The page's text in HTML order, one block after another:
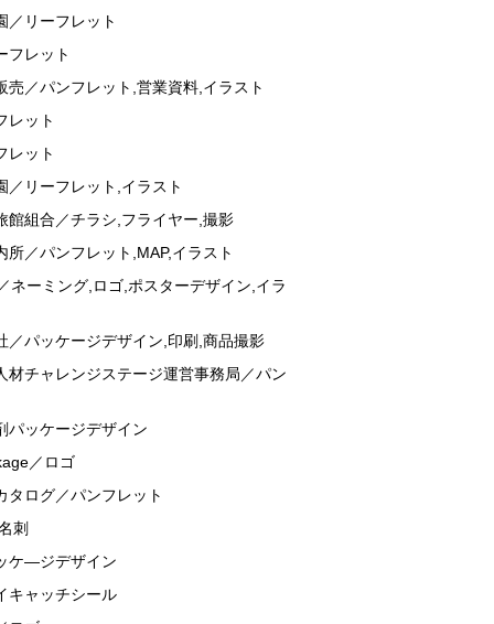
／リーフレット
フレット
売／パンフレット,営業資料,イラスト
レット
レット
／リーフレット,イラスト
館組合／チラシ,フライヤー,撮影
所／パンフレット,MAP,イラスト
ネーミング,ロゴ,ポスターデザイン,イラ
／パッケージデザイン,印刷,商品撮影
材チャレンジステージ運営事務局／パン
パッケージデザイン
／ロゴ
タログ／パンフレット
刺
ケ―ジデザイン
キャッチシール